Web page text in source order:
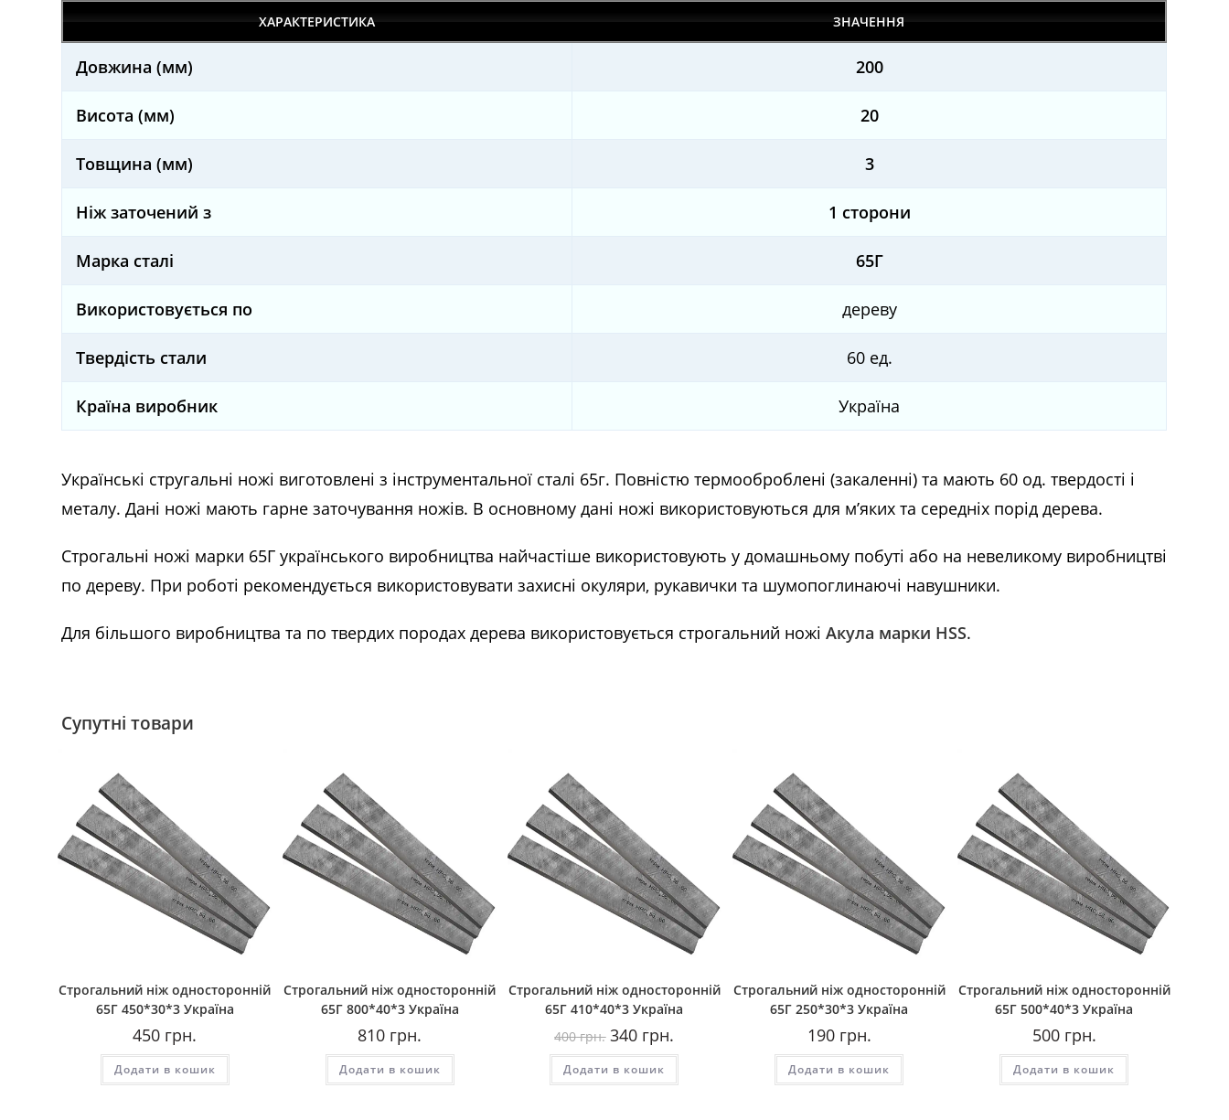
ХАРАКТЕРИСТИКА ЗНАЧЕННЯ
Довжина (мм) 200
Висота (мм) 20
Товщина (мм) 3
Ніж заточений з 1 сторони
Марка сталі 65Г
Використовується по дереву
Твердість стали 60 ед.
Країна виробник Україна
Українські стругальні ножі виготовлені з інструментальної сталі 65г. Повністю термооброблені (закаленні) та мають 60 од. твердості і
металу. Дані ножі мають гарне заточування ножів. В основному дані ножі використовуються для м’яких та середніх порід дерева.
Строгальні ножі марки 65Г українського виробництва найчастіше використовують у домашньому побуті або на невеликому виробництві
по дереву. При роботі рекомендується використовувати захисні окуляри, рукавички та шумопоглинаючі навушники.
Для більшого виробництва та по твердих породах дерева використовується строгальний ножіАкула марки HSS.
Супутні товари
Строгальний ніж односторонній
65Г 450*30*3 Україна
450 грн.
Додати в кошик
Строгальний ніж односторонній
65Г 800*40*3 Україна
810 грн.
Додати в кошик
Строгальний ніж односторонній
65Г 410*40*3 Україна
400грн. Оригінальна
ціна:
400
грн..
340 грн.
340
Додати в кошик
Строгальний ніж односторонній
65Г 250*30*3 Україна
190грн.
Додати в кошик
Строгальний ніж односторонній
65Г 500*40*3 Україна
500грн.
Додати в кошик